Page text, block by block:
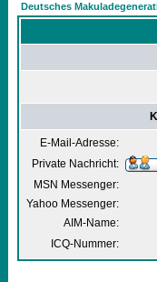
Deutsches
E-Mail-Adresse:
Private Nachricht:
MSN Messenger:
Yahoo Messenger:
AIM-Name:
ICQ-Nummer: